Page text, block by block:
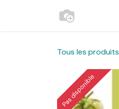
Tous les produits
Pas disponible